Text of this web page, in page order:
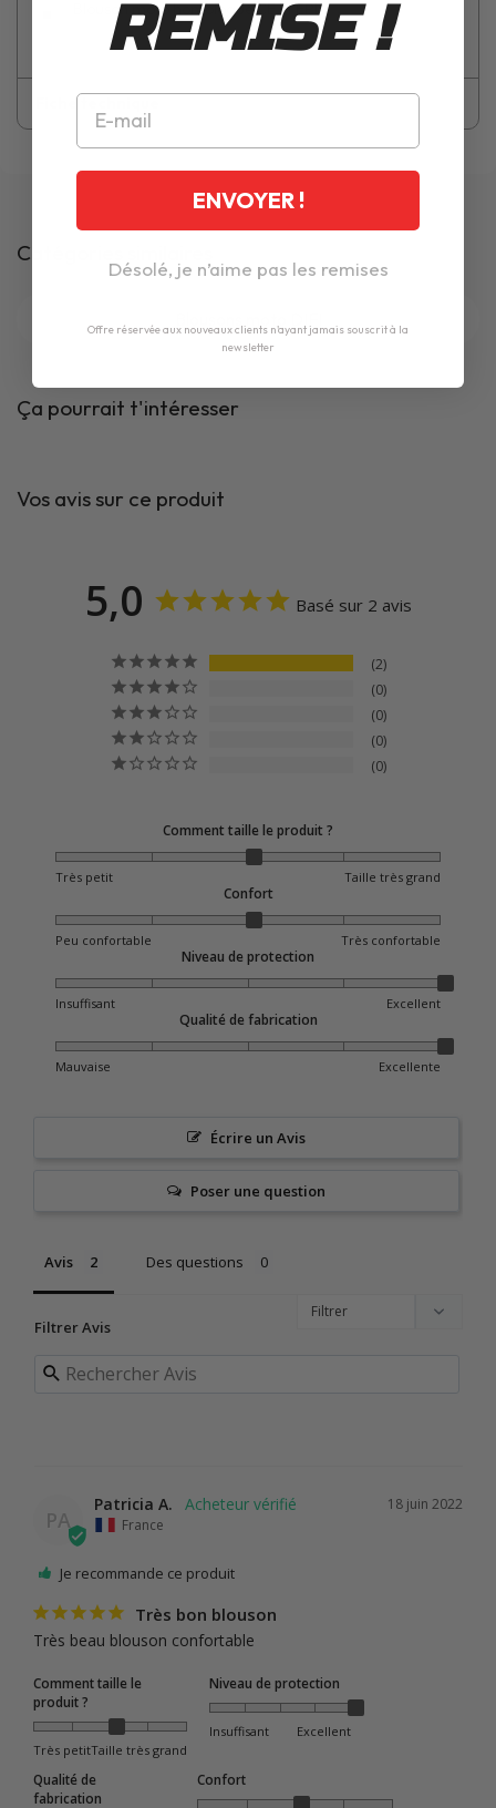
Blouson moto homologué CE et EPI
Fiche technique
Catégories similaires
Ça pourrait t'intéresser
Vos avis sur ce produit
5,0 Basé sur 2 avis
2
0
0
0
0
Comment taille le produit ?
Très petit Taille très grand
Confort
Peu confortable Très confortable
Niveau de protection
Insuffisant Excellent
Qualité de fabrication
Mauvaise Excellente
Écrire un Avis
Poser une question
Avis Des questions
Filtrer Avis
PA
18 juin 2022
Patricia A.
France
Je recommande ce produit
Très bon blouson
Très beau blouson confortable
Comment taille le
produit ?
Très petitTaille très grand
Niveau de protection
Insuffisant Excellent
Qualité de
fabrication
Confort
REMISE !
ENVOYER !
Désolé, je n’aime pas les remises
Offre réservée aux nouveaux clients n'ayant jamais souscrit à la
newsletter